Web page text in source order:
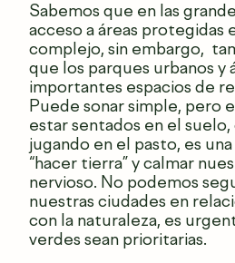
Sabemos que en las
acceso a áreas protegidas
complejo, sin embargo,
que los parques urbanos y
importantes espacios de
Puede sonar simple, pero
estar sentados en el suelo,
jugando en el pasto, es
“hacer tierra” y calmar
nervioso. No podemos
nuestras ciudades en
con la naturaleza, es
verdes sean prioritarias.